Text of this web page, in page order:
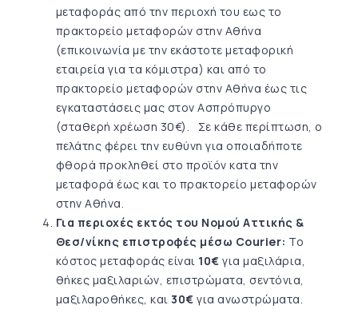
μεταφοράς από την περιοχή του εως το
πρακτορείο μεταφορών στην Αθήνα
(επικοινωνία με την εκάστοτε μεταφορική
εταιρεία για τα κόμιστρα) και από το
πρακτορείο μεταφορών στην Αθήνα έως τις
εγκαταστάσεις μας στον Ασπρόπυργο
(σταθερή χρέωση 30€). Σε κάθε περίπτωση, ο
πελάτης φέρει την ευθύνη για οποιαδήποτε
φθορά προκληθεί στο προϊόν κατα την
μεταφορά έως και το πρακτορείο μεταφορών
στην Αθήνα.
Για περιοχές εκτός του ΝομούΑττικής &
Θεσ/νίκης επιστροφές μέσω Courier: Το
κόστος μεταφοράς είναι 10€ για μαξιλάρια,
θήκες μαξιλαριών, επιστρώματα, σεντόνια,
μαξιλαροθήκες, και30€ για ανωστρώματα.